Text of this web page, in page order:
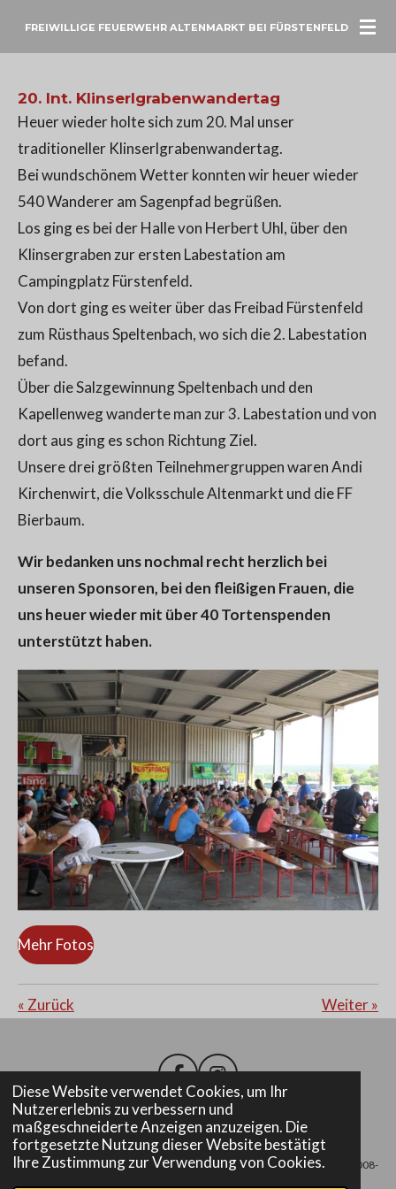
Diese Website verwendet Cookies, um Ihr
Nutzererlebnis zu verbessern und
maßgeschneiderte Anzeigen anzuzeigen. Die
fortgesetzte Nutzung dieser Website bestätigt
Ihre Zustimmung zur Verwendung von Cookies.
ZumFREIWILLIGE FEUERWEHR ALTENMARKT BEI FÜRSTENFELD
20. Int. Klinserlgrabenwandertag
Heuer wieder holte sich zum 20. Mal unser
traditioneller Klinserlgrabenwandertag.
Bei wundschönem Wetter konnten wir heuer wieder
540 Wanderer am Sagenpfad begrüßen.
Los ging es bei der Halle von Herbert Uhl, über den
Klinsergraben zur ersten Labestation am
Campingplatz Fürstenfeld.
Von dort ging es weiter über das Freibad Fürstenfeld
zum Rüsthaus Speltenbach, wo sich die 2. Labestation
befand.
Über die Salzgewinnung Speltenbach und den
Kapellenweg wanderte man zur 3. Labestation und von
dort aus ging es schon Richtung Ziel.
Unsere drei größten Teilnehmergruppen waren Andi
Kirchenwirt, die Volksschule Altenmarkt und die FF
Bierbaum.
Wir bedanken uns nochmal recht herzlich bei
unseren Sponsoren, bei den fleißigen Frauen, die
uns heuer wieder mit über 40 Tortenspenden
unterstützt haben.
Mehr Fotos
« Zurück Weiter»
a
c
e
b
o
n
s
t
a
g
Impressum
© 2008-